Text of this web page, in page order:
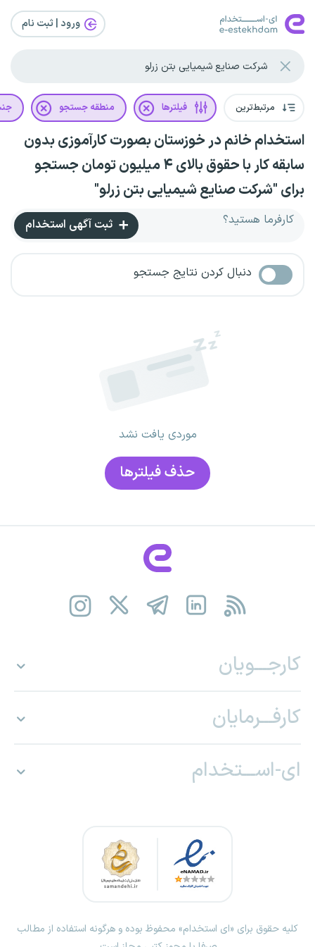
ورود | ثبت‌ نام
مرتبط‌ترین فیلترها منطقه جستجو
استخدام خانم در خوزستان بصورت کارآموزی بدون
سابقه کار با حقوق بالای ۴ میلیون تومان جستجو
برای "شرکت صنایع شیمیایی بتن زرلو"
کارفرما هستید؟ ثبت آگهی استخدام
دنبال کردن نتایج جستجو
موردی یافت نشد
حذف فیلتر‌ها
کارجـــویان
کارفـــرمایان
ای-اســـتخدام
کلیه حقوق برای «ای استخدام» محفوظ بوده و هرگونه استفاده از مطالب